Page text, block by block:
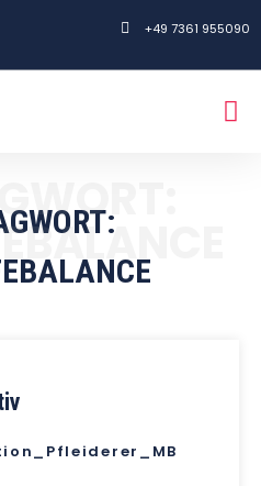
+49 7361 955090